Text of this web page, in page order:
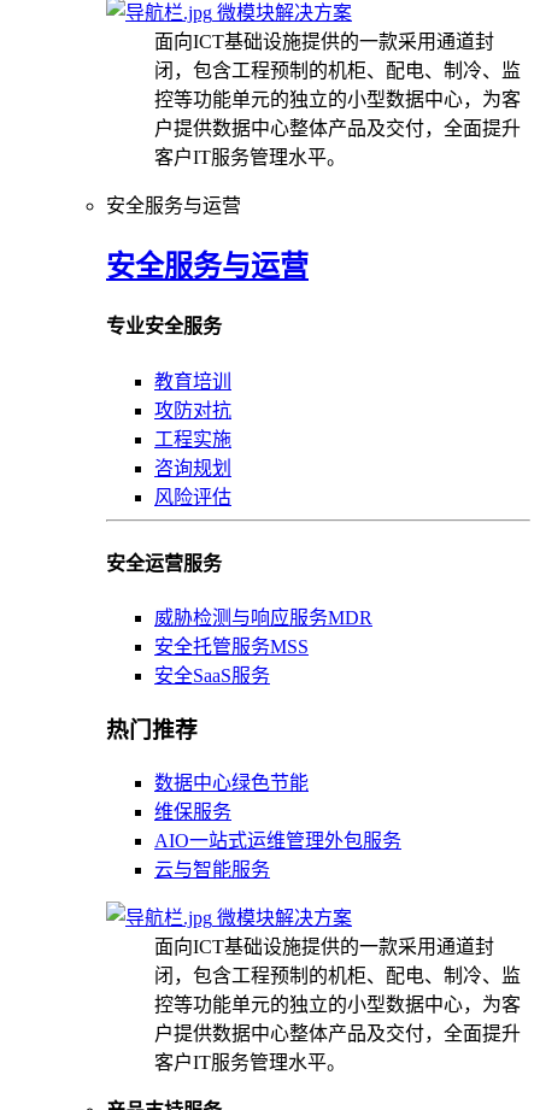
微模块解决方案
面向ICT基础设施提供的一款采用通道封
闭，包含工程预制的机柜、配电、制冷、监
控等功能单元的独立的小型数据中心，为客
户提供数据中心整体产品及交付，全面提升
客户IT服务管理水平。
安全服务与运营
安全服务与运营
专业安全服务
教育培训
攻防对抗
工程实施
咨询规划
风险评估
安全运营服务
威胁检测与响应服务MDR
安全托管服务MSS
安全SaaS服务
热门推荐
数据中心绿色节能
维保服务
AIO一站式运维管理外包服务
云与智能服务
微模块解决方案
面向ICT基础设施提供的一款采用通道封
闭，包含工程预制的机柜、配电、制冷、监
控等功能单元的独立的小型数据中心，为客
户提供数据中心整体产品及交付，全面提升
客户IT服务管理水平。